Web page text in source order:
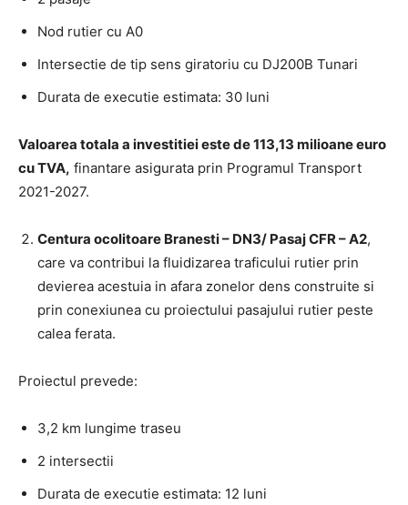
Nod rutier cu A0
Intersectie de tip sens giratoriu cu DJ200B Tunari
Durata de executie estimata: 30 luni
Valoarea totala a investitiei este de 113,13 milioane euro
cu TVA, finantare asigurata prin Programul Transport
2021-2027.
Centura ocolitoare Branesti – DN3/ Pasaj CFR – A2,
care va contribui la fluidizarea traficului rutier prin
devierea acestuia in afara zonelor dens construite si
prin conexiunea cu proiectului pasajului rutier peste
calea ferata.
Proiectul prevede:
3,2 km lungime traseu
2 intersectii
Durata de executie estimata: 12 luni